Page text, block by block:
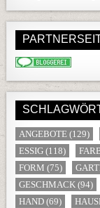
ANGEBOTE (129)
ESSIG (118)
FORM (75)
GESCHMACK (94)
HAND (69)